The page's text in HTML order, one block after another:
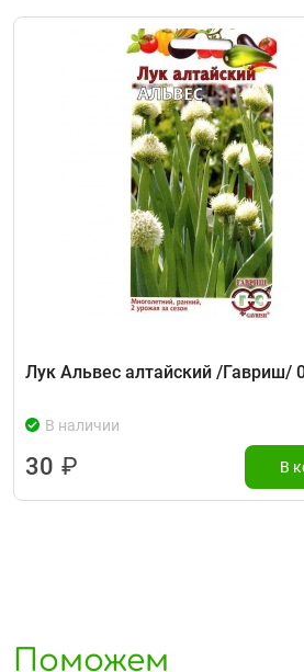
Лук Альвес алтайский /Гавриш/
В наличии
30 ₽ В
Поможем